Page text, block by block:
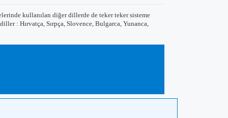
kullanılan diğer dillerde de teker teker sisteme
: Hırvatça, Sırpça, Slovence, Bulgarca, Yunanca,